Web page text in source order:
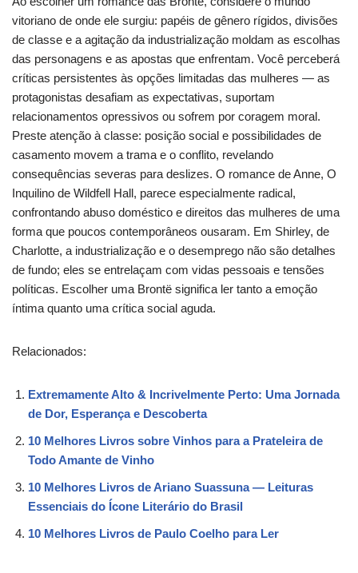
vitoriano de onde ele surgiu: papéis de gênero rígidos, divisões
de classe e a agitação da industrialização moldam as escolhas
das personagens e as apostas que enfrentam. Você perceberá
críticas persistentes às opções limitadas das mulheres — as
protagonistas desafiam as expectativas, suportam
relacionamentos opressivos ou sofrem por coragem moral.
Preste atenção à classe: posição social e possibilidades de
casamento movem a trama e o conflito, revelando
consequências severas para deslizes. O romance de Anne, O
Inquilino de Wildfell Hall, parece especialmente radical,
confrontando abuso doméstico e direitos das mulheres de uma
forma que poucos contemporâneos ousaram. Em Shirley, de
Charlotte, a industrialização e o desemprego não são detalhes
de fundo; eles se entrelaçam com vidas pessoais e tensões
políticas. Escolher uma Brontë significa ler tanto a emoção
íntima quanto uma crítica social aguda.
Relacionados:
Extremamente Alto & Incrivelmente Perto: Uma Jornada
de Dor, Esperança e Descoberta
10 Melhores Livros sobre Vinhos para a Prateleira de
Todo Amante de Vinho
10 Melhores Livros de Ariano Suassuna — Leituras
Essenciais do Ícone Literário do Brasil
10 Melhores Livros de Paulo Coelho para Ler